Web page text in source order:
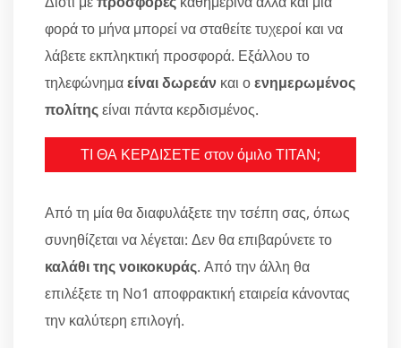
φορά το μήνα μπορεί να σταθείτε τυχεροί και να
λάβετε εκπληκτική προσφορά. Εξάλλου το
τηλεφώνημαείναι δωρεάν και οενημερωμένος
πολίτηςείναι πάντα κερδισμένος.
ΤΙ ΘΑ ΚΕΡΔΙΣΕΤΕ στον όμιλο ΤΙΤΑΝ;
Από τη μία θα διαφυλάξετε την τσέπη σας, όπως
συνηθίζεται να λέγεται: Δεν θα επιβαρύνετε το
καλάθι της νοικοκυράς. Από την άλλη θα
επιλέξετε τη Νο1 αποφρακτική εταιρεία κάνοντας
την καλύτερη επιλογή.